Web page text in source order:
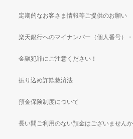
定期的なお客さま情報等ご提供のお願い
楽天銀行へのマイナンバー（個人番号）
金融犯罪にご注意ください！
振り込め詐欺救済法
預金保険制度について
長い間ご利用のない預金はございませんか